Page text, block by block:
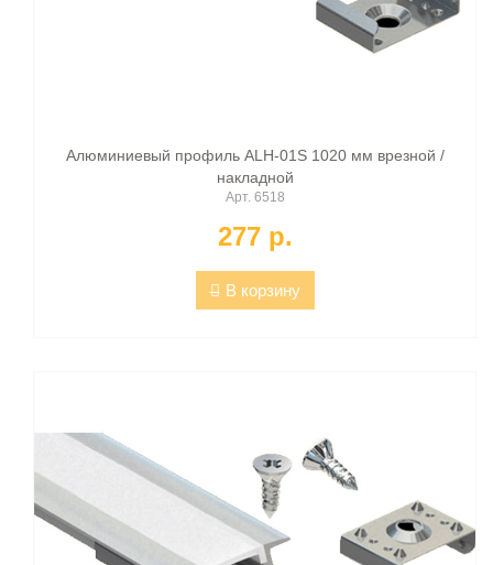
Алюминиевый профиль ALH-01S 1020 мм врезной /
накладной
Арт. 6518
277 p.
В корзину